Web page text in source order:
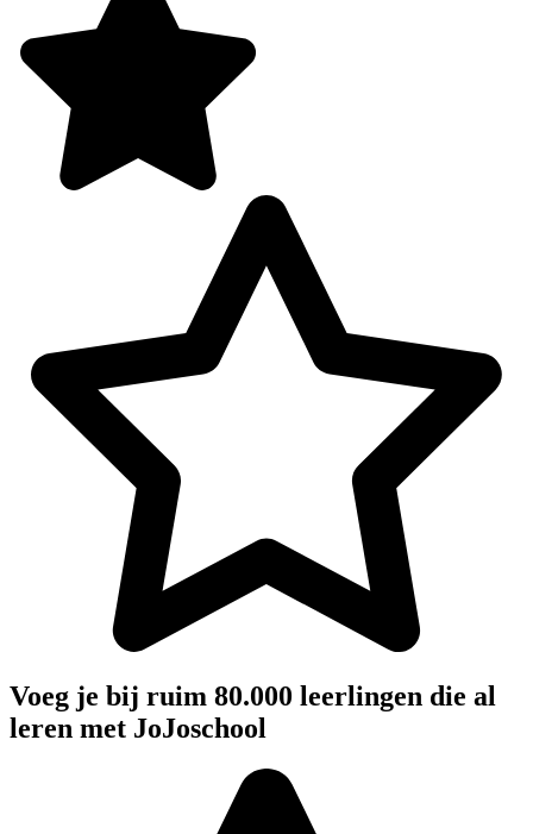
Voeg je bij ruim 80.000 leerlingen die al
leren met JoJoschool